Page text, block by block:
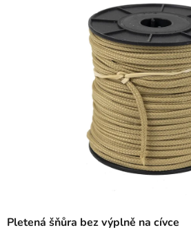
Pletená šňůra bez výplně na cívce